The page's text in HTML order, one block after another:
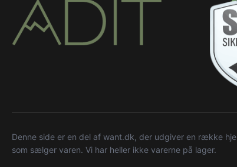
Denne side er en del af want.dk, der udgiver en række
som sælger varen. Vi har heller ikke varerne på lager.